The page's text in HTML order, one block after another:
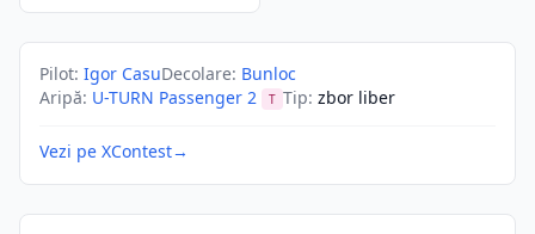
Pilot: Igor CasuDecolare: Bunloc
Aripă: U-TURN Passenger 2 T Tip: zbor liber
Vezi pe XContest→